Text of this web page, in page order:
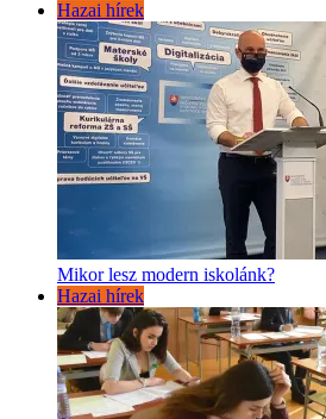
Hazai hírek
Mikor lesz modern iskolánk?
Hazai hírek